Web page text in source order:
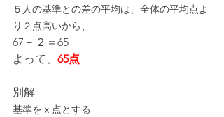
５人の基準との差の平均は、全体の平均点よ
り２点高いから、
67－２＝65
よって、 65点
別解
基準をｘ点とする